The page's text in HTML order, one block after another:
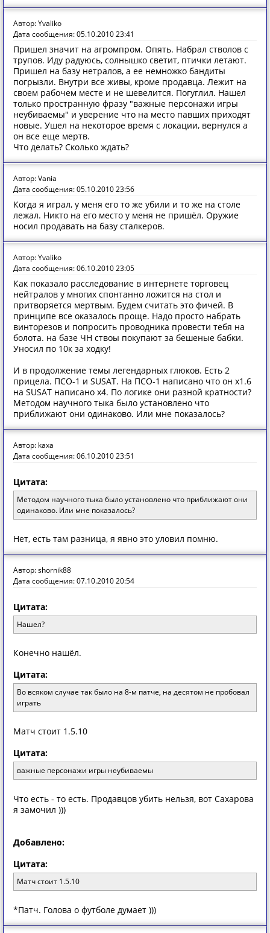
Автор: Yvaliko
Дата сообщения: 05.10.2010 23:41
Пришел значит на агромпром. Опять. Набрал стволов с
трупов. Иду радуюсь, солнышко светит, птички летают.
Пришел на базу нетралов, а ее немножко бандиты
погрызли. Внутри все живы, кроме продавца. Лежит на
своем рабочем месте и не шевелится. Погуглил. Нашел
только пространную фразу "важные персонажи игры
неубиваемы" и уверение что на место павших приходят
новые. Ушел на некоторое время с локации, вернулся а
он все еще мертв.
Что делать? Сколько ждать?
Автор: Vania
Дата сообщения: 05.10.2010 23:56
Когда я играл, у меня его то же убили и то же на столе
лежал. Никто на его место у меня не пришёл. Оружие
носил продавать на базу сталкеров.
Автор: Yvaliko
Дата сообщения: 06.10.2010 23:05
Как показало расследование в интернете торговец
нейтралов у многих спонтанно ложится на стол и
притворяется мертвым. Будем считать это фичей. В
принципе все оказалось проще. Надо просто набрать
винторезов и попросить проводника провести тебя на
болота. на базе ЧН ствоы покупают за бешеные бабки.
Уносил по 10к за ходку!
И в продолжение темы легендарных глюков. Есть 2
прицела. ПСО-1 и SUSAT. На ПСО-1 написано что он x1.6
на SUSAT написано x4. По логике они разной кратности?
Методом научного тыка было установлено что
приближают они одинаково. Или мне показалось?
Автор: kaxa
Дата сообщения: 06.10.2010 23:51
Цитата:
Методом научного тыка было установлено что приближают они
одинаково. Или мне показалось?
Нет, есть там разница, я явно это уловил помню.
Автор: shornik88
Дата сообщения: 07.10.2010 20:54
Цитата:
Нашел?
Конечно нашёл.
Цитата:
Во всяком случае так было на 8-м патче, на десятом не пробовал
играть
Матч стоит 1.5.10
Цитата:
важные персонажи игры неубиваемы
Что есть - то есть. Продавцов убить нельзя, вот Сахарова
я замочил )))
Добавлено:
Цитата:
Матч стоит 1.5.10
*Патч. Голова о футболе думает )))